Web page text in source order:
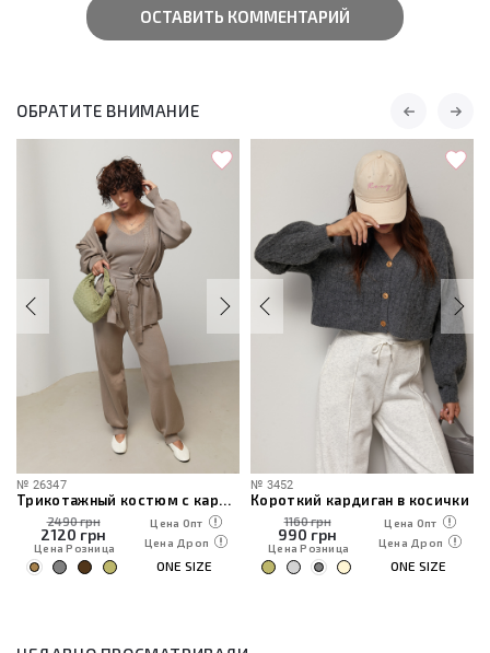
ОСТАВИТЬ КОММЕНТАРИЙ
ОБРАТИТЕ ВНИМАНИЕ
№ 26347
Трикотажный костюм с кардиганом, топом и брюками
2490 грн
2120 грн
Цена Розница
Цена Опт
Цена Дроп
ONE SIZE
№ 3452
Короткий кардиган в косички
1160 грн
990 грн
Цена Розница
Цена Опт
Цена Дроп
ONE SIZE